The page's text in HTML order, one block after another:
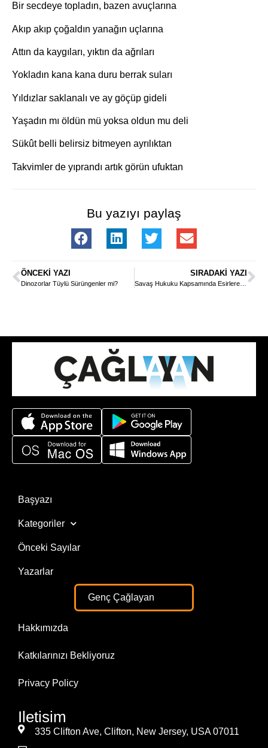
Bir secdeye topladın, bazen avuçlarına
Akıp akıp çoğaldın yanağın uçlarına
Attın da kaygıları, yıktın da ağrıları
Yokladın kana kana duru berrak suları
Yıldızlar saklanalı ve ay göçüp gideli
Yaşadın mı öldün mü yoksa oldun mu deli
Sükût belli belirsiz bitmeyen ayrılıktan
Takvimler de yıprandı artık görün ufuktan
Bu yazıyı paylaş
ÖNCEKI YAZI
Dinozorlar Tüylü Sürüngenler mi?
SIRADAKI YAZI
Savaş Hukuku Kapsamında Esirlere Muamele
Başyazı
Kategoriler
Önceki Sayılar
Yazarlar
Genç Çağlayan
Hakkımızda
Katkılarınızı Bekliyoruz
Privacy Policy
Iletisim
335 Clifton Ave, Clifton, New Jersey, USA 07011